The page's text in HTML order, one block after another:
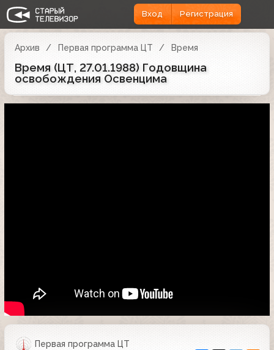
Вход Регистрация
Архив Первая программа ЦТ Время
Время (ЦТ, 27.01.1988) Годовщина
освобождения Освенцима
Первая программа ЦТ